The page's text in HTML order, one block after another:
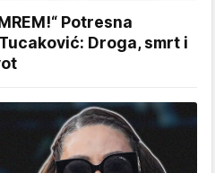
Potresna
Droga, smrt i